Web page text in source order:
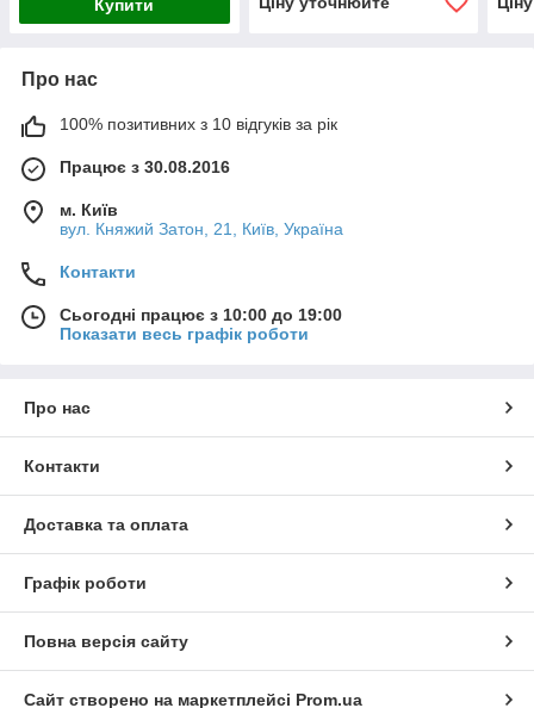
Купити
Про нас
100% позитивних з 10 відгуків за рік
Працює з 30.08.2016
м. Київ
вул. Княжий Затон, 21, Київ, Україна
Контакти
Сьогодні працює з 10:00 до 19:00
Показати весь графік роботи
Про нас
Контакти
Доставка та оплата
Графік роботи
Повна версія сайту
Сайт створено на маркетплейсі Prom.ua